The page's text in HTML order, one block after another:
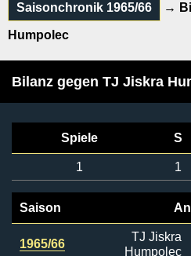
Saisonchronik 1965/66 →
Humpolec
Bilanz gegen TJ Jiskra
Spiele S
1 1
Saison
1965/66
TJ Jiskra
Humpolec